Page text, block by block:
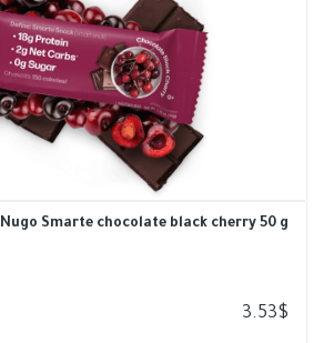
Nugo Smarte chocolate black cherry 50 g
3.53$